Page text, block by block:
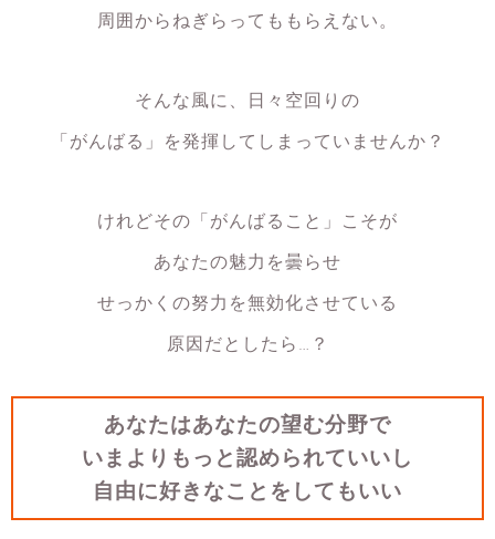
周囲からねぎらってももらえない。
そんな風に、日々空回りの
「がんばる」を発揮してしまっていませんか？
けれどその「がんばること」こそが
あなたの魅力を曇らせ
せっかくの努力を無効化させている
原因だとしたら…？
あなたはあなたの望む分野で
いまよりもっと認められていいし
自由に好きなことをしてもいい